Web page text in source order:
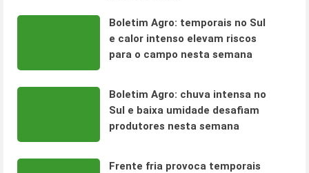
Boletim Agro: temporais no Sul
e calor intenso elevam riscos
para o campo nesta semana
Boletim Agro: chuva intensa no
Sul e baixa umidade desafiam
produtores nesta semana
Frente fria provoca temporais